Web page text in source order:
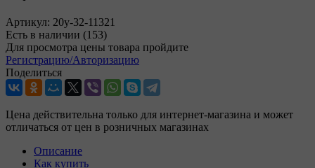
Артикул: 20y-32-11321
Есть в наличии (153)
Для просмотра цены товара пройдите
Регистрацию/Авторизацию
Поделиться
Цена действительна только для интернет-магазина и может
отличаться от цен в розничных магазинах
Описание
Как купить